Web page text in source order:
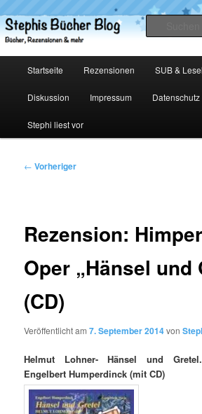
primären
Inhalt
Stephis Bücher Blog
Startseite Rezensionen SUB &
Diskussion Impressum Datenschutz
Stephi liest vor
Beitragsnavigation
← Vorheriger
Rezension:
Oper „Hänsel und
(CD)
Veröffentlicht am7. September 2014von
Helmut Lohner- Hänsel und
Engelbert Humperdinck (mit CD)